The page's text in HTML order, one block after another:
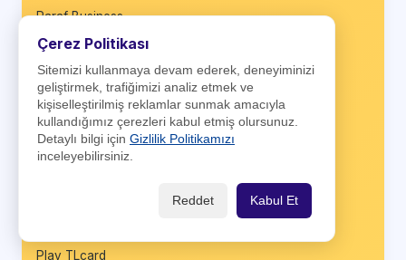
Paraf Business
Paraf Eczacı
Paraf Kobi
Paraf Platinum
ParafGenç
Parafly
Play TLcard
Çerez Politikası
Sitemizi kullanmaya devam ederek, deneyiminizi
geliştirmek, trafiğimizi analiz etmek ve
kişiselleştirilmiş reklamlar sunmak amacıyla
kullandığımız çerezleri kabul etmiş olursunuz.
Detaylı bilgi için Gizlilik Politikamızı
inceleyebilirsiniz.
Reddet Kabul Et